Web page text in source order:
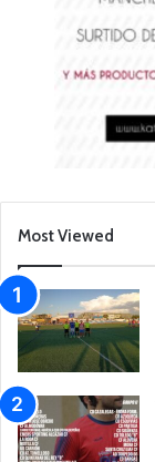
Most Viewed